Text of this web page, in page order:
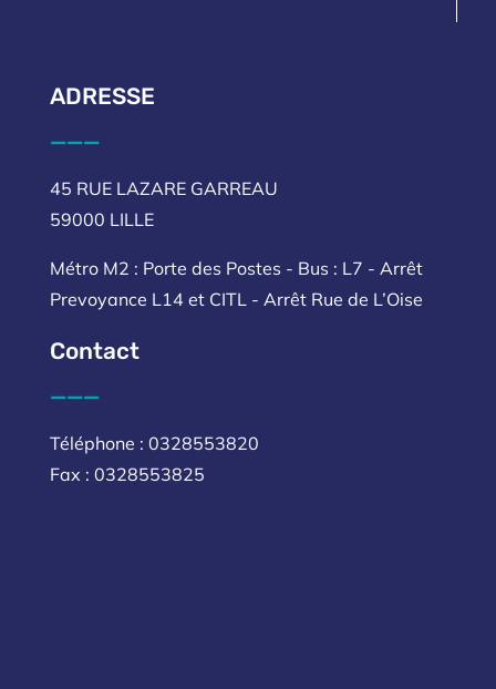
ADRESSE
___
45 RUE LAZARE GARREAU
59000 LILLE
Métro M2 : Porte des Postes - Bus : L7 - Arrêt
Prevoyance L14 et CITL - Arrêt Rue de L’Oise
Contact
___
Téléphone : 0328553820
Fax : 0328553825